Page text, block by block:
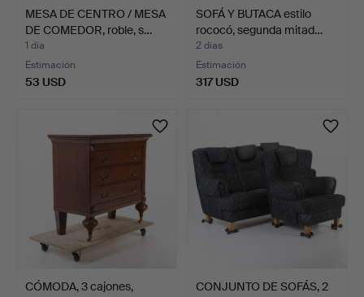
MESA DE CENTRO / MESA
DE COMEDOR, roble, s…
1 día
Estimación
53 USD
SOFÁ Y BUTACA estilo
rococó, segunda mitad…
2 días
Estimación
317 USD
CÓMODA, 3 cajones,
CONJUNTO DE SOFÁS, 2